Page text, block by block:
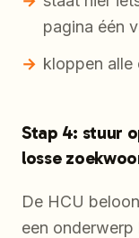
pagina één
kloppen alle
Stap 4: stuur
losse
De HCU
een onderwerp